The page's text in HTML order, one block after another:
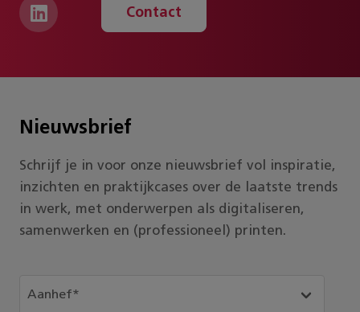
Contact
Nieuwsbrief
Schrijf je in voor onze nieuwsbrief vol inspiratie,
inzichten en praktijkcases over de laatste trends
in werk, met onderwerpen als digitaliseren,
samenwerken en (professioneel) printen.